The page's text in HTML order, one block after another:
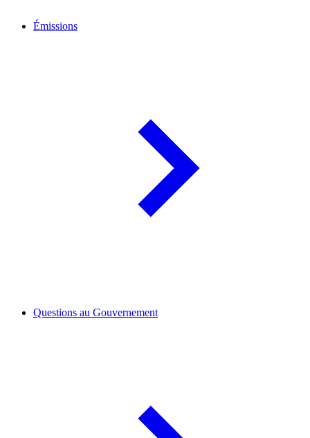
Émissions
Questions au Gouvernement